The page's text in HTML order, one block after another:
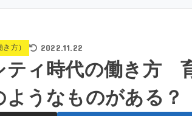
for:
方） 2022.11.22
ティ時代の働き方
うなものがある？